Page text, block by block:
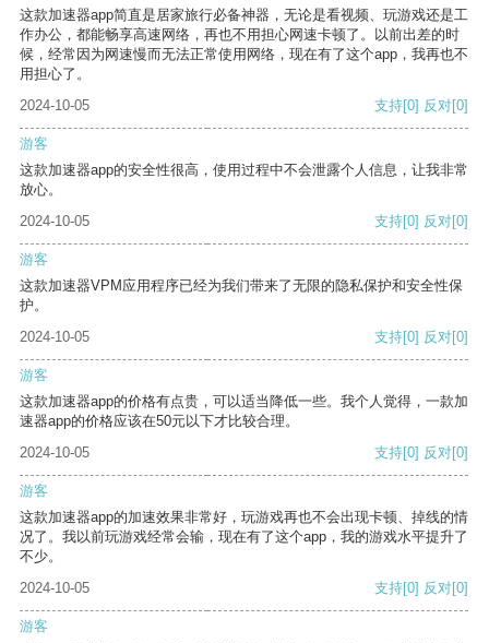
这款加速器app简直是居家旅行必备神器，无论是看视频、玩游戏还是工
作办公，都能畅享高速网络，再也不用担心网速卡顿了。以前出差的时
候，经常因为网速慢而无法正常使用网络，现在有了这个app，我再也不
用担心了。
2024-10-05
支持[0] 反对[0]
游客
这款加速器app的安全性很高，使用过程中不会泄露个人信息，让我非常
放心。
2024-10-05
支持[0] 反对[0]
游客
这款加速器VPM应用程序已经为我们带来了无限的隐私保护和安全性保
护。
2024-10-05
支持[0] 反对[0]
游客
这款加速器app的价格有点贵，可以适当降低一些。我个人觉得，一款加
速器app的价格应该在50元以下才比较合理。
2024-10-05
支持[0] 反对[0]
游客
这款加速器app的加速效果非常好，玩游戏再也不会出现卡顿、掉线的情
况了。我以前玩游戏经常会输，现在有了这个app，我的游戏水平提升了
不少。
2024-10-05
支持[0] 反对[0]
游客